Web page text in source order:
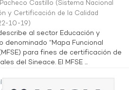
Castillo (Sistema Nacional
y Certificación de la Calidad
10-19)
al sector Educación y
denominado “Mapa Funcional
para fines de certificación de
del Sineace. El MFSE ...